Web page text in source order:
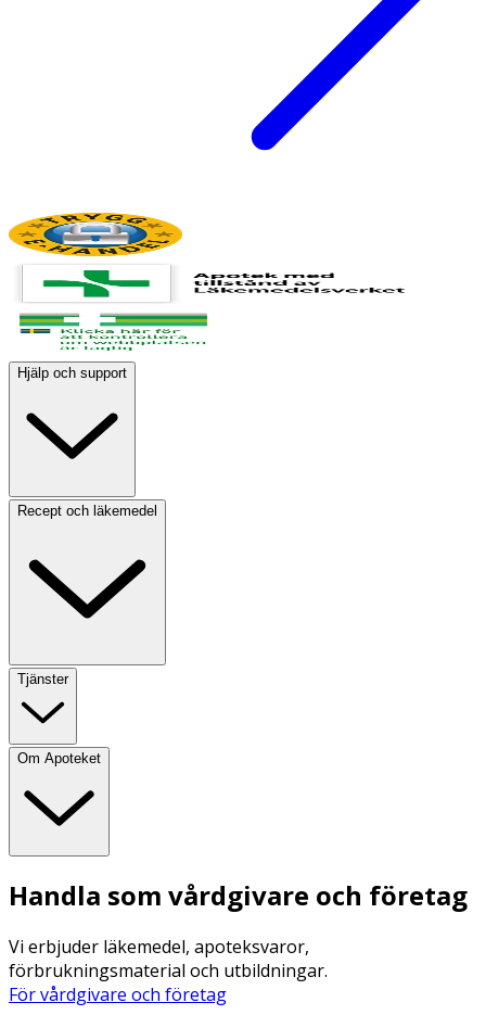
Hjälp och support
Recept och läkemedel
Tjänster
Om Apoteket
Handla som vårdgivare och företag
Vi erbjuder läkemedel, apoteksvaror,
förbrukningsmaterial och utbildningar.
För vårdgivare och företag